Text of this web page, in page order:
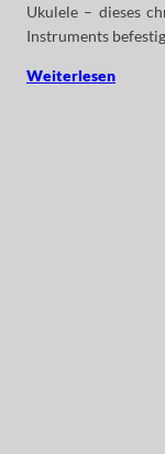
Ukulele – dieses
Instruments
Weiterlesen